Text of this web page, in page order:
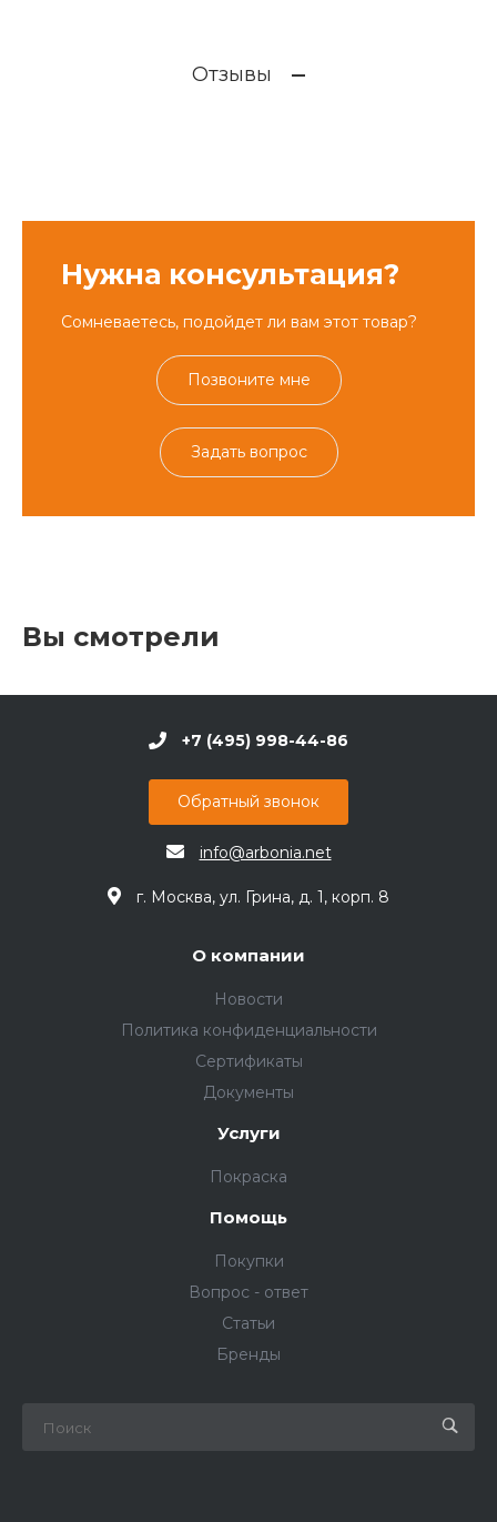
Отзывы
Нужна консультация?
Сомневаетесь, подойдет ли вам этот товар?
Позвоните мне
Задать вопрос
Вы смотрели
+7 (495) 998-44-86
Обратный звонок
info@arbonia.net
г. Москва, ул. Грина, д. 1, корп. 8
О компании
Новости
Политика конфиденциальности
Сертификаты
Документы
Услуги
Покраска
Помощь
Покупки
Вопрос - ответ
Статьи
Бренды